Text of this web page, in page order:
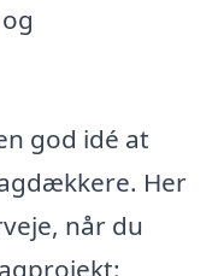
god idé at
Her
når du